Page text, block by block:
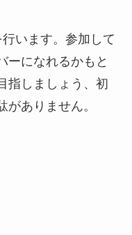
います。参加して
ーになれるかもと
指しましょう、初
がありません。